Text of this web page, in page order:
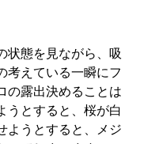
状態を見ながら、吸
考えている一瞬にフ
の露出決めることは
うとすると、桜が白
ようとすると、メジ